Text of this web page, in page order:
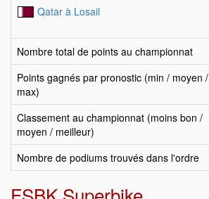
Qatar à Losail
Nombre total de points au championnat
Points gagnés par pronostic (min / moyen /
max)
Classement au championnat (moins bon /
moyen / meilleur)
Nombre de podiums trouvés dans l'ordre